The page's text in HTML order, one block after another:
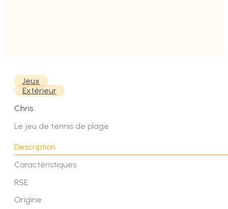
Jeux
Extérieur
Chris
Le jeu de tennis de plage
Description
Caractéristiques
RSE
Origine